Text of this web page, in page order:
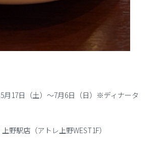
5月17日（土）～7月6日（日）※ディナータ
野駅店（アトレ上野WEST1F）